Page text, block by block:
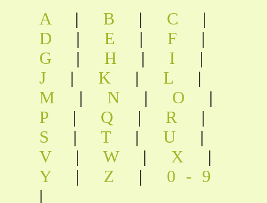
A | B | C
|
D
| E | F
|
G
| H | I
|
J
| K | L
|
M
| N | O
|
P
| Q | R
|
S
| T | U
|
V
| W | X
|
Y
| Z | 0-9
|